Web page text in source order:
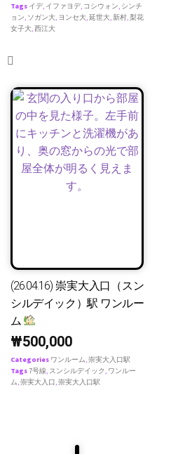
Tags イデ, イファヨデ, コシウォン, シンチ
ョン, ソガン大, ヨンセ大,延世大,新村,梨花
女子大,西江大
(26.04.16) 崇実大入口（スン
シルデイック）駅 ワンルー
ム
₩500,000
Categories ワンルーム,崇実大入口駅
Tags7号線, スンシルデイック , ワンルー
ム,崇実大入口,崇実大入口駅